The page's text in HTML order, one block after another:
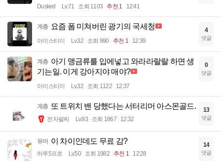
Dusked Lv.71 조회 1103 추천 1 12:41
계층 요즘 폼 미쳐버린 광기의 국세청
아이스티이 Lv.32 조회 990 추천 1 12:39
4
댓글
계층 아기 맹금류를 입에넣고 와라라랄랄 하면 생
기는일. 이게 강아지야 매야?
아이스티이 Lv.32 조회 1122 12:37
0
댓글
계층 또 트위치 밴 당했다는 서터리머 아스몬골드.
전자팔찌 Lv.93 조회 1867 12:32
13
댓글
유머 이 차이인데도 무료 감?
하루5프로 Lv.50 조회 1982 추천 1 12:28
14
댓글